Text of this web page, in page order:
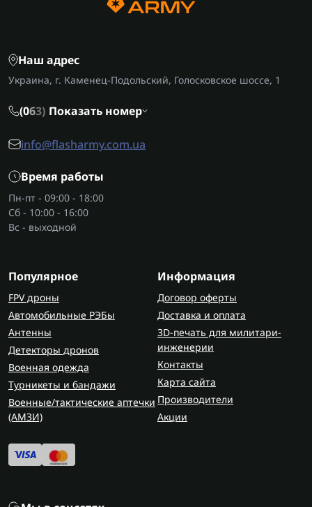
Наш адрес
Украина, г. Каменец-Подольский, Голосковское шоссе, 1
(063) Показать номер
info@flasharmy.com.ua
Время работы
Пн-пт - 09:00 - 18:00
Сб - 10:00 - 16:00
Вс - выходной
Популярное
FPV дроны
Автомобильные РЭБы
Антенны
Детекторы дронов
Военная одежда
Турникеты и бандажи
Военные/тактические аптечки
(AMЗИ)
Информация
Договор оферты
Доставка и оплата
3D-печать для милитари-
инженерии
Контакты
Карта сайта
Производители
Акции